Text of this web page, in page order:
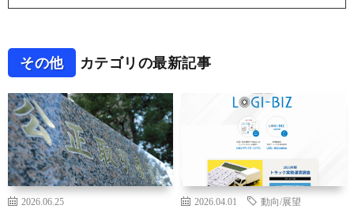
その他 カテゴリの最新記事
2026.06.25
2026.04.01 動向/展望